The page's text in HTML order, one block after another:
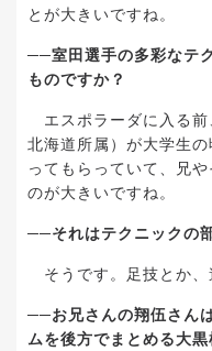
とが大きいですね。
──室田選手の多彩なテ
ものですか？
エスポラーダに入る前
北海道所属） が大学生
ってもらっていて、兄
のが大きいですね。
──それはテクニックの
そうです。足技とか、
──お兄さんの翔伍さん
ムを後方でまとめる大